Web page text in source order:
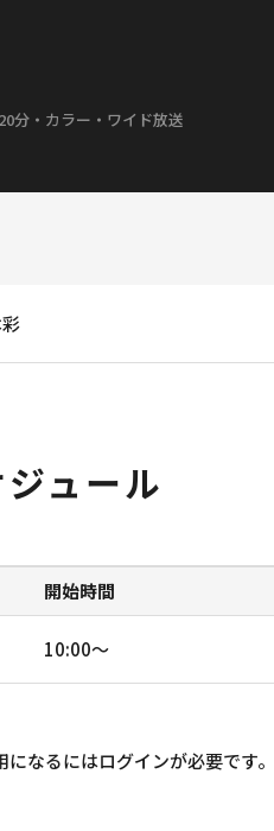
分・カラー・ワイド放送
ュール
開始時間
10:00〜
なるにはログインが必要です。